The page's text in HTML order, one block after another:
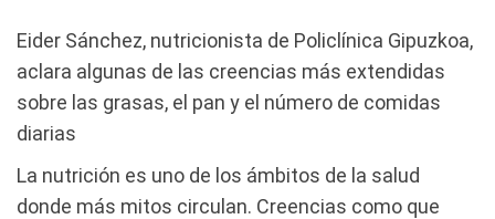
Eider Sánchez, nutricionista de Policlínica Gipuzkoa,
aclara algunas de las creencias más extendidas
sobre las grasas, el pan y el número de comidas
diarias
La nutrición es uno de los ámbitos de la salud
donde más mitos circulan. Creencias como que